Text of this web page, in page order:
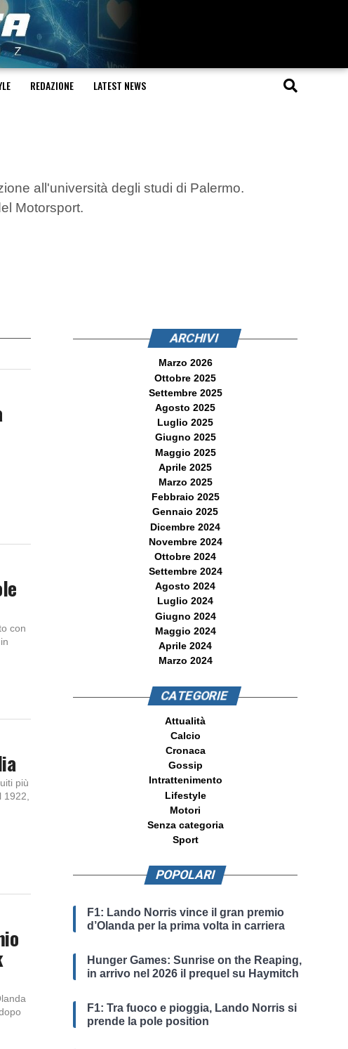
REDAZIONE LATEST NEWS
all'università degli studi di Palermo.
Motorsport.
con
più
ARCHIVI
Marzo 2026
Ottobre 2025
Settembre 2025
Agosto 2025
Luglio 2025
Giugno 2025
Maggio 2025
Aprile 2025
Marzo 2025
Febbraio 2025
Gennaio 2025
Dicembre 2024
Novembre 2024
Ottobre 2024
Settembre 2024
Agosto 2024
Luglio 2024
Giugno 2024
Maggio 2024
Aprile 2024
Marzo 2024
CATEGORIE
Attualità
Calcio
Cronaca
Gossip
Intrattenimento
Lifestyle
Motori
Senza categoria
Sport
POPOLARI
F1: Lando Norris vince il gran premio
d’Olanda per la prima volta in carriera
Hunger Games: Sunrise on the Reaping,
in arrivo nel 2026 il prequel su Haymitch
F1: Tra fuoco e pioggia, Lando Norris si
prende la pole position